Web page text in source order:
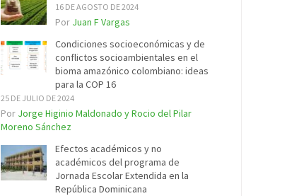
16 DE AGOSTO DE 2024
Por Juan F Vargas
Condiciones socioeconómicas y de
conflictos socioambientales en el
bioma amazónico colombiano: ideas
para la COP 16
25 DE JULIO DE 2024
Por Jorge Higinio Maldonado y Rocio del Pilar
Moreno Sánchez
Efectos académicos y no
académicos del programa de
Jornada Escolar Extendida en la
República Dominicana